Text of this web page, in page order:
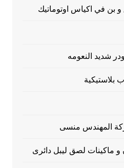
و بن في اكياس اوتوماتيك
شديد النعومه
بلاستيكية
المهندس منسى
و ماكينات لصق ليبل دائرى